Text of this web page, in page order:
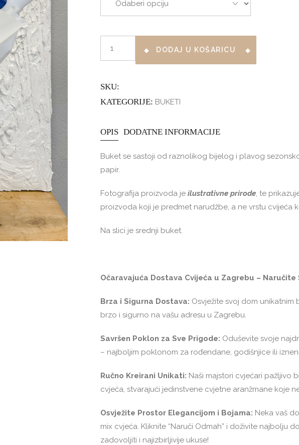
SURPRISE
DODAJ U KOŠARICU
SKU:
KATEGORIJE: BUKETI
OPIS DODATNE INFORMACIJE
Buket se sastoji od raznolikog bijelog i plavog
papir.
Fotografija proizvoda je ilustrativne prirode, te
proizvoda koji je predmet narudžbe, a ne vrstu cvijeća
Na slici je srednji buket.
Očaravajuća Dostava Cvijeća u Zagrebu – Naručite
Brza i Sigurna Dostava: Osvježite svoj dom unikatnim
brzo i sigurno na vašu adresu u Zagrebu.
Savršen Poklon za Sve Prigode: Oduševite svoje
– najboljim poklonom za rođendane, godišnjice ili
Ručno Kreirani Unikati: Naši majstori cvjećari pažljivo
cvjeća, stvarajući jedinstvene cvjetne aranžmane koje
Osvježite Prostor Elegancijom i Bojama: Neka vaš
mix cvjeća. Kliknite “Naruči Odmah” i doživite najbolju
zadovoljiti i najizbirljivije ukuse!